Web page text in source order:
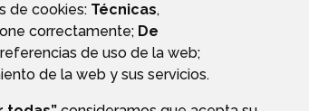
de cookies: Técnicas,
correctamente; De
de uso de la web;
de la web y sus servicios.